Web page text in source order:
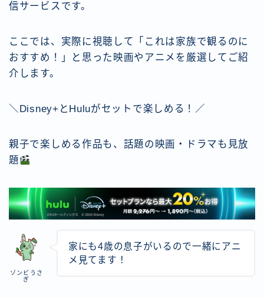
信サービスです。
ここでは、実際に視聴して「これは家族で観るのに
おすすめ！」と思った映画やアニメを厳選してご紹
介します。
＼Disney+とHuluがセットで楽しめる！／
親子で楽しめる作品も、話題の映画・ドラマも見放
題
ゾンビうさ
ぎ
家にも4歳の息子がいるので一緒にアニ
メ見てます！